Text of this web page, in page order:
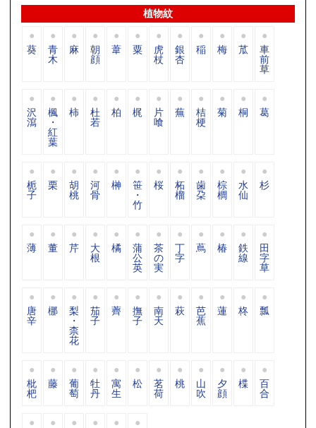
植物紋
葵 青
木
麻 朝
顔
葦 粟 虎
杖
銀
杏
稲 梅 苽 車
前
草
沢
瀉
楓
・
紅
葉
柿 杜
若
柏 梶 片
喰
蕪 桔
梗
菊 桐 葛
栀
子
栗 胡
桃
河
骨
榊 笹
・
竹
桜 柘
榴
歯
朶
棕
櫚
水
仙
杉
薄 董 芹 大
根
橘 蒲
公
英
茶
の
実
丁
字
蔦 椿 鉄
線
田
字
草
唐
辛
梛 梨
・
柰
花
茄
子
薺 撫
子
南
天
萩 芭
蕉
蓮 柊 瓢
枇
杷
藤 葡
萄
牡
丹
寓
生
松 茗
荷
桃 山
吹
夕
顔
楪 百
合